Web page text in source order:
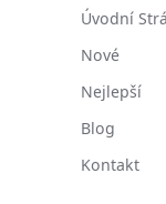
Úvodní
Nové
Nejlepší
Blog
Kontakt